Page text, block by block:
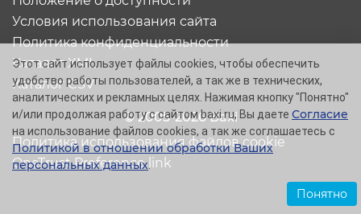
© 2005-2026 Baxi
Условия использования сайта
Политика конфиденциальности
Каталог XML
Каталог CSV
Политика использования файлов cookie
OneTrust Preference link
Этот сайт использует файлы cookies, чтобы обеспечить
удобство работы пользователей, а так же в технических,
аналитических и рекламных целях. Нажимая кнопку "Понятно"
и/или продолжая работу с сайтом baxi.ru, Вы даете Согласие
на использование файлов cookies, а так же соглашаетесь с
Политикой в отношении обработки Ваших
персональных данных.
Понятно